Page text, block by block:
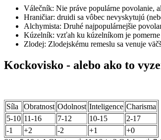
Válečník: Nie práve populárne povolanie,
Hraničiar: druidi sa vôbec nevyskytujú
Alchymista: Druhé najpopulárnejšie
Kúzelník: vzťah ku kúzelníkom je
Zlodej: Zlodejskému remeslu sa venuje
Kockovisko - alebo ako to
Síla Obratnost Odolnost Inteligence Charisma
5-10 11-16 7-12 10-15
2-17
-1
+2 -2 +1
+0